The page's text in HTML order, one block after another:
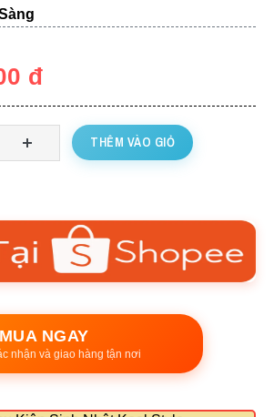
đ
THÊM VÀO GIỎ
MUA NGAY
nhận và giao hàng tận nơi